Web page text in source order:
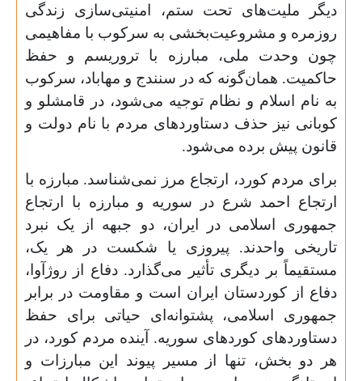
دیگر ملیت‌های تحت ستم، امنیتی‌سازی زندگی
روزمره و مشروعیت‌بخشی به سرکوب با مفاهیمی
چون وحدت ملی، مبارزه با تروریسم و حفظ
حاکمیت. همان‌گونه که در سنندج و مهاباد، سرکوب
به نام اسلام و نظام توجیه می‌شود، در قامشلو و
کوبانی نیز حذف دستاوردهای مردم با نام دولت و
قانون پیش برده می‌شود.
برای مردم کورد، ارتجاع مرز نمی‌شناسد. مبارزه با
ارتجاع احمد شرع در سوریه و مبارزه با ارتجاع
جمهوری اسلامی در ایران، دو جبهه از یک نبرد
تاریخی واحدند. پیروزی یا شکست در هر یک،
مستقیماً بر دیگری تأثیر می‌گذارد. دفاع از روژآوا،
دفاع از کوردستان ایران است و مقاومت در برابر
جمهوری اسلامی، پشتوانه‌ای حیاتی برای حفظ
دستاوردهای کوردهای سوریه. آینده مردم کورد، در
هر دو بخش، تنها از مسیر پیوند این مبارزات و